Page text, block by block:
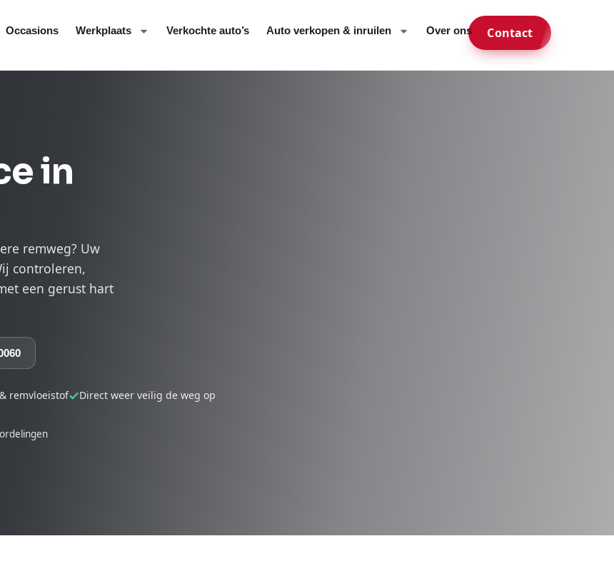
Occasions Werkplaats Verkochte auto’s Auto verkopen & inruilen Over ons Contact
in
remweg? Uw
controleren,
een gerust hart
remvloeistof Direct weer veilig de weg op